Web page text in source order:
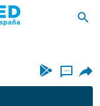
...